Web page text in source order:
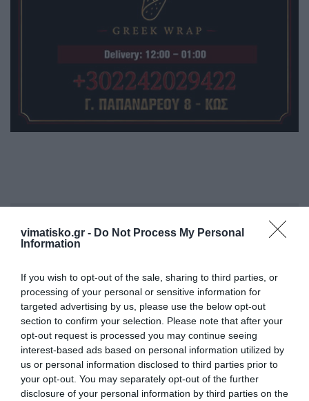
vimatisko.gr - Do Not Process My Personal
Information
If you wish to opt-out of the sale, sharing to third parties, or
processing of your personal or sensitive information for
targeted advertising by us, please use the below opt-out
section to confirm your selection. Please note that after your
opt-out request is processed you may continue seeing
interest-based ads based on personal information utilized by
us or personal information disclosed to third parties prior to
your opt-out. You may separately opt-out of the further
disclosure of your personal information by third parties on the
Η ανωνυμία είναι το καλύτερο κρησφύγετο δειλίας και
χυδαιότητας!
Σχόλια 0
Πρόσθεσε ένα σχόλιο
ΟΝΟΜΑ